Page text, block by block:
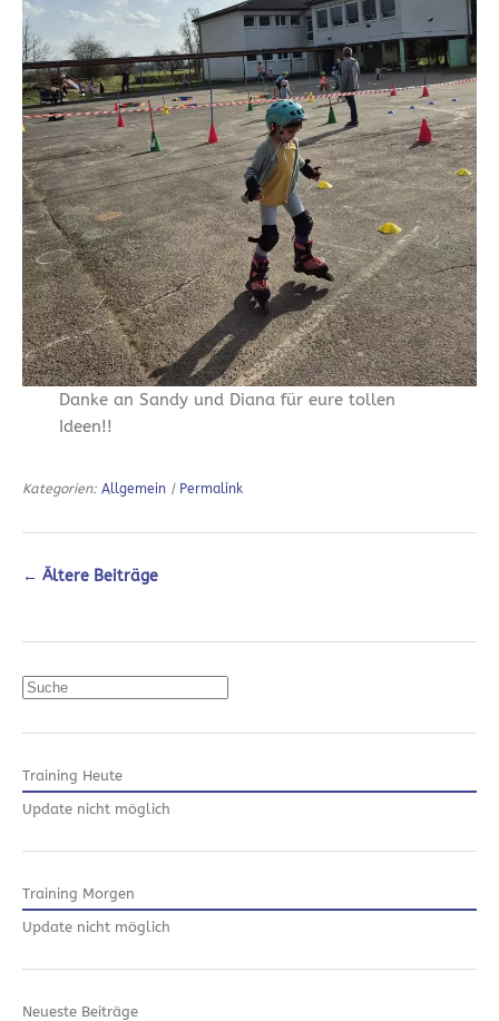
Danke an Sandy und Diana für eure tollen
Ideen!!
Kategorien: Allgemein | Permalink
← Ältere Beiträge
Suchen
Training Heute
Update nicht möglich
Training Morgen
Update nicht möglich
Neueste Beiträge